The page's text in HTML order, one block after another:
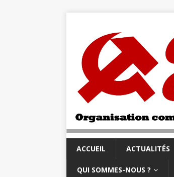
ACCUEIL ACTUALITÉS
QUI SOMMES-NOUS ?